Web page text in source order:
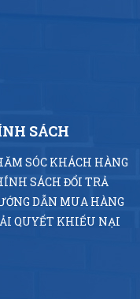
SÁCH
SÓC KHÁCH HÀNG
SÁCH ĐỔI TRẢ
DẪN MUA HÀNG
QUYẾT KHIẾU NẠI